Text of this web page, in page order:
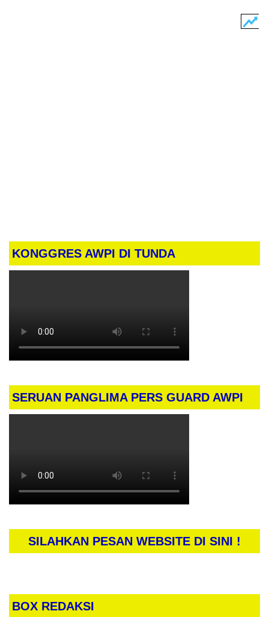
KONGGRES AWPI DI TUNDA
SERUAN PANGLIMA PERS GUARD AWPI
SILAHKAN PESAN WEBSITE DI SINI !
BOX REDAKSI